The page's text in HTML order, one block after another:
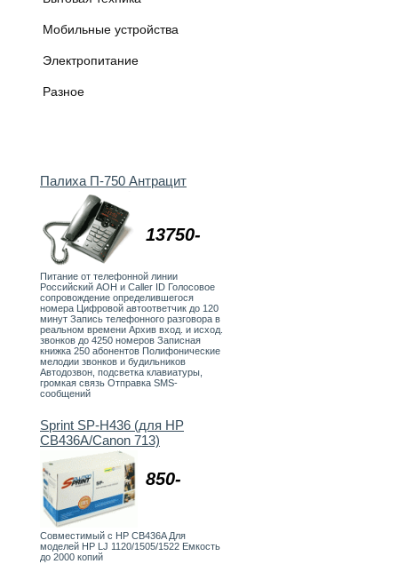
Мобильные устройства
Электропитание
Разное
13750-
Палиха П-750 Антрацит
Питание от телефонной линии
Российский АОН и Caller ID Голосовое
сопровождение определившегося
номера Цифровой автоответчик до 120
минут Запись телефонного разговора в
реальном времени Архив вход. и исход.
звонков до 4250 номеров Записная
книжка 250 абонентов Полифонические
мелодии звонков и будильников
Автодозвон, подсветка клавиатуры,
громкая связь Отправка SMS-
сообщений
850-
Sprint SP-H436 (для HP
CB436A/Canon 713)
Совместимый с HP CB436A Для
моделей НР LJ 1120/1505/1522 Емкость
до 2000 копий